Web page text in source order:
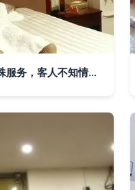
足浴店老板强迫员工提供特殊服务，客人不知情，是否构成强奸罪？